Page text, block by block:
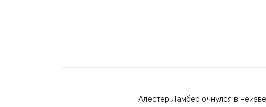
Алестер Ламбер очнулся в